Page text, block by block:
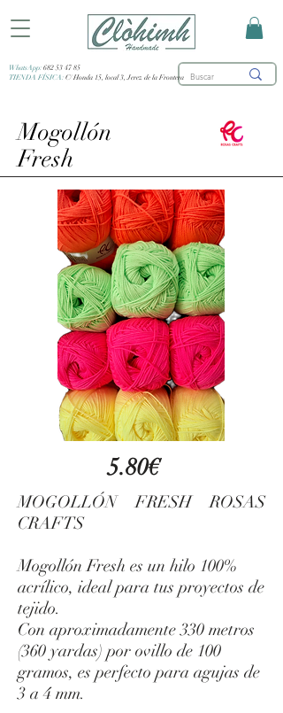
WhatsApp: 682 53 47 85
TIENDA FÍSICA: C/ Honda 15, local 3, Jerez de la Frontera
Mogollón
Fresh
5.80€
MOGOLLÓN FRESH ROSAS
CRAFTS
Mogollón Fresh es un hilo 100%
acrílico, ideal para tus proyectos de
tejido.
Con aproximadamente 330 metros
(360 yardas) por ovillo de 100
gramos, es perfecto para agujas de
3 a 4 mm.